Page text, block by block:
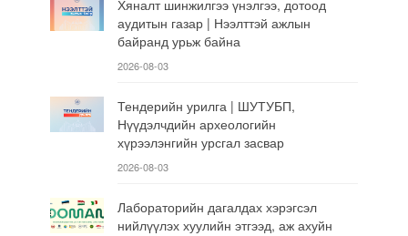
Хяналт шинжилгээ үнэлгээ, дотоод
аудитын газар | Нээлттэй ажлын
байранд урьж байна
2026-08-03
Тендерийн урилга | ШУТУБП,
Нүүдэлчдийн археологийн
хүрээлэнгийн урсгал засвар
2026-08-03
Лабораторийн дагалдах хэрэгсэл
нийлүүлэх хуулийн этгээд, аж ахуйн